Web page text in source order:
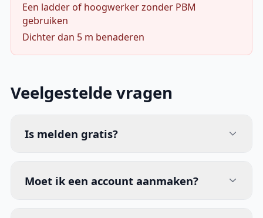
Een ladder of hoogwerker zonder PBM
gebruiken
Dichter dan 5 m benaderen
Veelgestelde vragen
Is melden gratis?
Moet ik een account aanmaken?